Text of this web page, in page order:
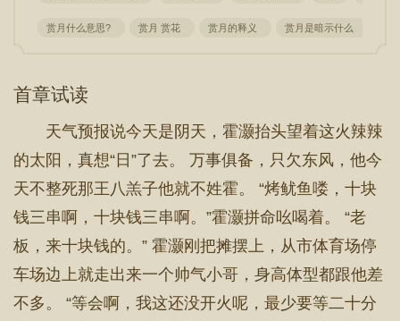
赏月什么意思? 赏月 赏花 赏月的释义 赏月是暗示什么
首章试读
天气预报说今天是阴天，霍灏抬头望着这火辣辣
的太阳，真想“日”了去。 万事俱备，只欠东风，他今
天不整死那王八羔子他就不姓霍。 “烤鱿鱼喽，十块
钱三串啊，十块钱三串啊。”霍灏拼命吆喝着。 “老
板，来十块钱的。” 霍灏刚把摊摆上，从市体育场停
车场边上就走出来一个帅气小哥，身高体型都跟他差
不多。 “等会啊，我这还没开火呢，最少要等二十分